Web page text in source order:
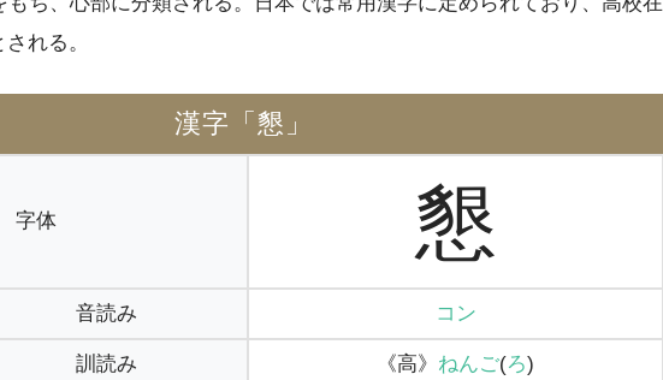
れる。
漢字「懇」
字体 懇
音読み コン
訓読み 《高》 ねんご(ろ)